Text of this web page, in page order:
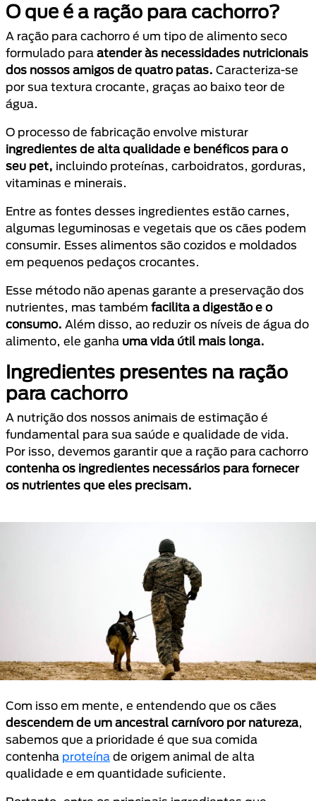
O que é a ração para cachorro?
A ração para cachorro é um tipo de alimento seco
formulado para atender às necessidades nutricionais
dos nossos amigos de quatro patas. Caracteriza-se
por sua textura crocante, graças ao baixo teor de
água.
O processo de fabricação envolve misturar
ingredientes de alta qualidade e benéficos para o
seu pet, incluindo proteínas, carboidratos, gorduras,
vitaminas e minerais.
Entre as fontes desses ingredientes estão carnes,
algumas leguminosas e vegetais que os cães podem
consumir. Esses alimentos são cozidos e moldados
em pequenos pedaços crocantes.
Esse método não apenas garante a preservação dos
nutrientes, mas também facilita a digestão e o
consumo. Além disso, ao reduzir os níveis de água do
alimento, ele ganha uma vida útil mais longa.
Ingredientes presentes na ração
para cachorro
A nutrição dos nossos animais de estimação é
fundamental para sua saúde e qualidade de vida.
Por isso, devemos garantir que a ração para cachorro
contenha os ingredientes necessários para fornecer
os nutrientes que eles precisam.
Com isso em mente, e entendendo que os cães
descendem de um ancestral carnívoro por natureza,
sabemos que a prioridade é que sua comida
contenha proteína de origem animal de alta
qualidade e em quantidade suficiente.